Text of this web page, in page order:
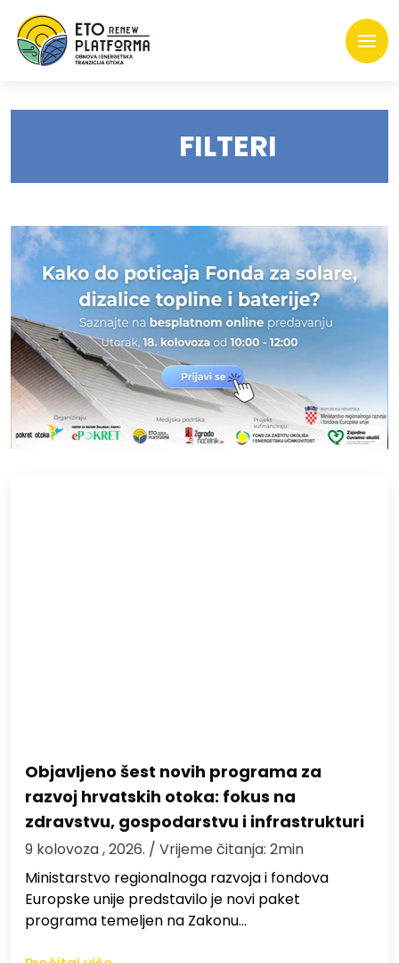
FILTERI
Objavljeno šest novih programa za
razvoj hrvatskih otoka: fokus na
zdravstvu, gospodarstvu i infrastrukturi
9 kolovoza , 2026. / Vrijeme čitanja: 2min
Ministarstvo regionalnoga razvoja i fondova
Europske unije predstavilo je novi paket
programa temeljen na Zakonu…